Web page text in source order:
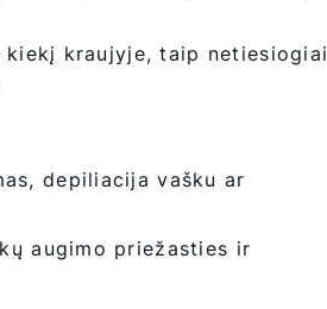
kraujyje, taip netiesiogiai
depiliacija vašku ar
augimo priežasties ir